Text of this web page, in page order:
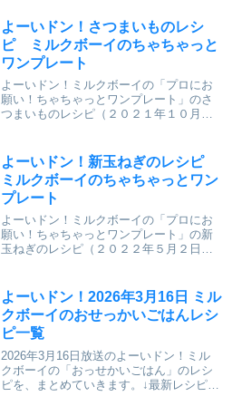
今までのレシピを記事にしています。
⇒「ミルクボーイのプロに...
よーいドン！さつまいものレシ
ピ ミルクボーイのちゃちゃっと
ワンプレート
よーいドン！ミルクボーイの「プロにお
願い！ちゃちゃっとワンプレート」のさ
つまいものレシピ（２０２１年１０月１
す。↓最新レシピも含めて今までのレシピ
を記事にしています。⇒「...
よーいドン！新玉ねぎのレシピ
ミルクボーイのちゃちゃっとワン
プレート
よーいドン！ミルクボーイの「プロにお
願い！ちゃちゃっとワンプレート」の新
玉ねぎのレシピ（２０２２年５月２日
シピを記事にしています。⇒「ミルクボ
ーイのプロにお願い ちゃ...
よーいドン！2026年3月16日 ミル
クボーイのおせっかいごはんレシ
ピ一覧
2026年3月16日放送のよーいドン！ミル
クボーイの「おっせかいごはん」のレシ
ピを、まとめていきます。↓最新レシピも